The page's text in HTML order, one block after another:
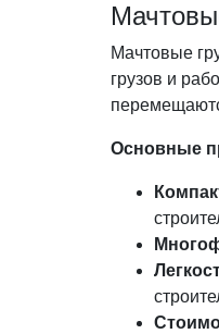
Мачтовые
грузов и
Основные